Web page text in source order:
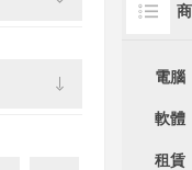
電腦
軟體
租賃